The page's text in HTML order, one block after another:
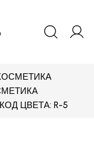
ЦВЕТА: R-5